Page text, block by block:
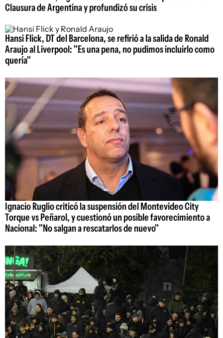
Clausura de Argentina y profundizó su crisis
Hansi Flick, DT del Barcelona, se refirió a la salida de Ronald
Araujo al Liverpool: "Es una pena, no pudimos incluirlo como
quería"
Ignacio Ruglio criticó la suspensión del Montevideo City
Torque vs Peñarol, y cuestionó un posible favorecimiento a
Nacional: "No salgan a rescatarlos de nuevo"